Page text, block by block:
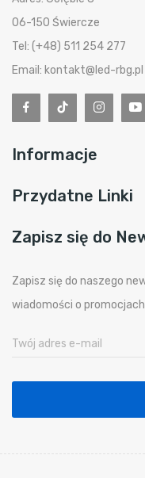
06-150 Świercze
Tel: (+48) 511 254 277
Email: kontakt@led-rbg.pl
Informacje
Przydatne Linki
Zapisz się do
Zapisz się do naszego
wiadomości o